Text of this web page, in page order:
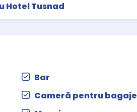
Hotel Tusnad
Bar
Cameră pentru bagaje